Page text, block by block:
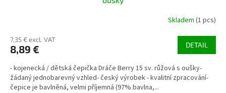
Skladem (1 pcs)
7,35 € excl. VAT
8,89 € DETAIL
- kojenecká / dětská čepička Dráče Berry 15 sv. růžová s oušky-
žádaný jednobarevný vzhled- český výrobek - kvalitní zpracování-
čepice je bavlněná, velmi příjemná (97% bavlna,...